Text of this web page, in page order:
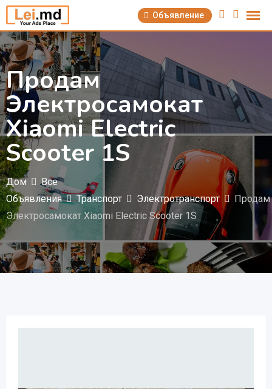
Перейти
содержимому
Объявление
Продам
Электросамокат
Xiaomi Electric
Scooter 1S
Дом
Все
Объявления
Транспорт Электротранспорт
Продам
Электросамокат Xiaomi Electric Scooter 1S